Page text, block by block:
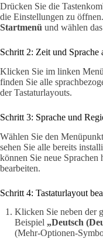
Drücken Sie die
die Einstellungen zu
Startmenü und wählen
Schritt 2: Zeit und Sprache
Klicken Sie im linken
finden Sie alle
der Tastaturlayouts.
Schritt 3: Sprache und
Wählen Sie den Menüpunkt
sehen Sie alle bereits
können Sie neue
bearbeiten.
Schritt 4: Tastaturlayout
Klicken Sie neben der
Beispiel „Deutsch
(Mehr-Optionen-